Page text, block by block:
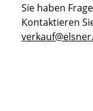
Sie haben
Kontaktieren